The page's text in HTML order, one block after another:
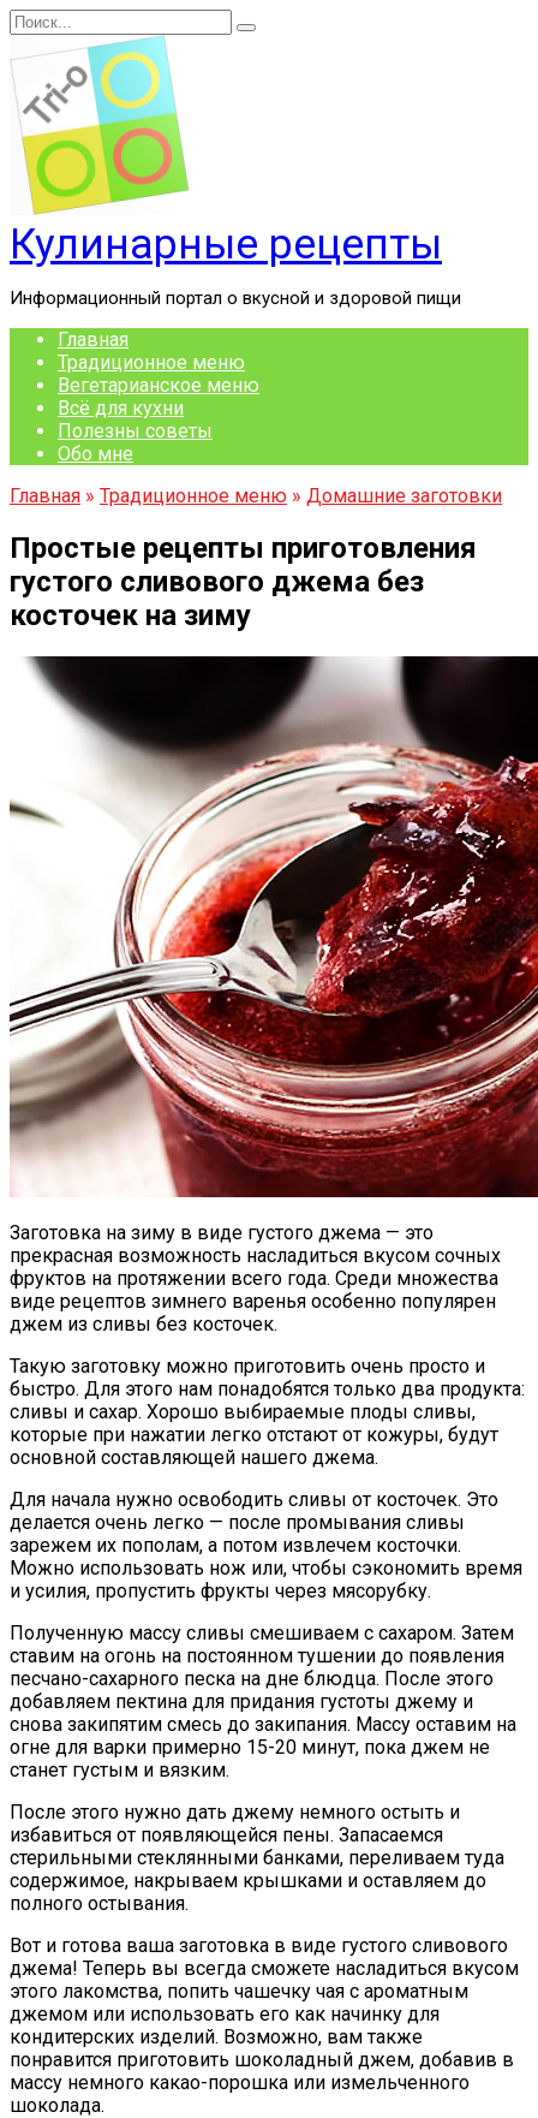
Перейти
к
содержанию
Search
for:
Кулинарные рецепты
Информационный портал о вкусной и здоровой пищи
Главная
Традиционное меню
Вегетарианское меню
Всё для кухни
Полезны советы
Обо мне
Главная » Традиционное меню » Домашние заготовки
Простые рецепты приготовления
густого сливового джема без
косточек на зиму
Заготовка на зиму в виде густого джема — это
прекрасная возможность насладиться вкусом сочных
фруктов на протяжении всего года. Среди множества
виде рецептов зимнего варенья особенно популярен
джем из сливы без косточек.
Такую заготовку можно приготовить очень просто и
быстро. Для этого нам понадобятся только два продукта:
сливы и сахар. Хорошо выбираемые плоды сливы,
которые при нажатии легко отстают от кожуры, будут
основной составляющей нашего джема.
Для начала нужно освободить сливы от косточек. Это
делается очень легко — после промывания сливы
зарежем их пополам, а потом извлечем косточки.
Можно использовать нож или, чтобы сэкономить время
и усилия, пропустить фрукты через мясорубку.
Полученную массу сливы смешиваем с сахаром. Затем
ставим на огонь на постоянном тушении до появления
песчано-сахарного песка на дне блюдца. После этого
добавляем пектина для придания густоты джему и
снова закипятим смесь до закипания. Массу оставим на
огне для варки примерно 15-20 минут, пока джем не
станет густым и вязким.
После этого нужно дать джему немного остыть и
избавиться от появляющейся пены. Запасаемся
стерильными стеклянными банками, переливаем туда
содержимое, накрываем крышками и оставляем до
полного остывания.
Вот и готова ваша заготовка в виде густого сливового
джема! Теперь вы всегда сможете насладиться вкусом
этого лакомства, попить чашечку чая с ароматным
джемом или использовать его как начинку для
кондитерских изделий. Возможно, вам также
понравится приготовить шоколадный джем, добавив в
массу немного какао-порошка или измельченного
шоколада.